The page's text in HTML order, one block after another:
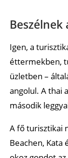
Igen, a
éttermekben,
üzletben –
angolul. A thai
második
A fő turisztikai
Beachen, Kata